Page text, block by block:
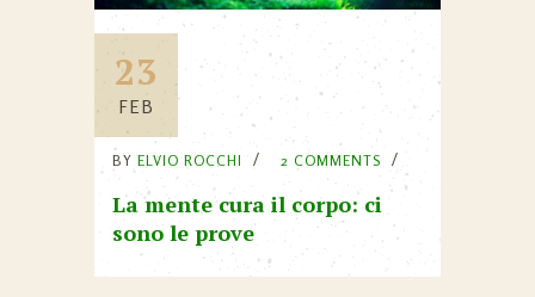
23
FEB
BY ELVIO ROCCHI 2 COMMENTS
La mente cura il corpo: ci
sono le prove